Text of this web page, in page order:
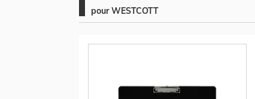
pour WESTCOTT